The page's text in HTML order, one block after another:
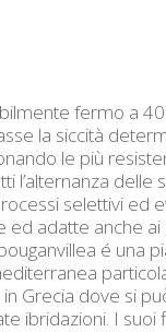
fermo a
la siccità
le più
l’alternanza delle
selettivi ed
ed adatte anche ai
é una
Grecia dove si
ibridazioni. I suoi